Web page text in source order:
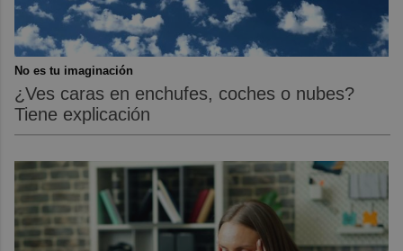
No es tu imaginación
¿Ves caras en enchufes, coches o nubes?
Tiene explicación